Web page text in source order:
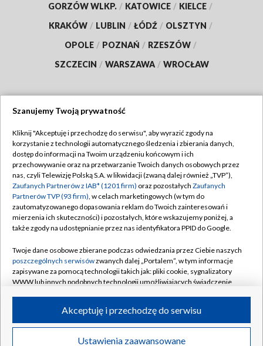
GORZÓW WLKP. / KATOWICE / KIELCE /
KRAKÓW / LUBLIN / ŁÓDŹ / OLSZTYN /
OPOLE / POZNAŃ / RZESZÓW /
SZCZECIN / WARSZAWA / WROCŁAW
TVP
Abonament TVP
Emisja w TVP
Centrum informacji TVP
Naziemna Telewizja Cyfrowa
Rada Programowa
System NOS
Informacje o nadawcy
Program dla prasy
Regulamin TVP
Polityka prywatności
Moje zgody
Pomoc
Kontakt
Kanały
©2026 Telewizja Polska S.A. w likwidacji
Szanujemy Twoją prywatność
Kliknij "Akceptuję i przechodzę do serwisu", aby wyrazić zgody na
korzystanie z technologii automatycznego śledzenia i zbierania danych,
dostęp do informacji na Twoim urządzeniu końcowym i ich
przechowywanie oraz na przetwarzanie Twoich danych osobowych przez
nas, czyli Telewizję Polską S.A. w likwidacji (zwaną dalej również „TVP”),
Zaufanych Partnerów z IAB* (1201 firm) oraz pozostałych Zaufanych
Partnerów TVP (93 firm), w celach marketingowych (w tym do
zautomatyzowanego dopasowania reklam do Twoich zainteresowań i
mierzenia ich skuteczności) i pozostałych, które wskazujemy poniżej, a
także zgody na udostępnianie przez nas identyfikatora PPID do Google.
Twoje dane osobowe zbierane podczas odwiedzania przez Ciebie naszych
poszczególnych serwisówzwanych dalej „Portalem”, w tym informacje
zapisywane za pomocą technologii takich jak: pliki cookie, sygnalizatory
WWW lub innych podobnych technologii umożliwiających świadczenie
ruchu w Internecie.
Twoje dane osobowe zbierane podczas odwiedzania przez Ciebie
Ustawienia zaawansowane
Akceptuję i przechodzę do serwisu